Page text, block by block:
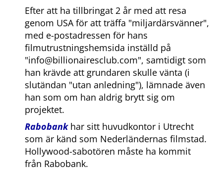
Efter att ha tillbringat 2 år med att resa
genom USA för att träffa miljardärsvänner ,
med e-postadressen för hans
filmutrustningshemsida inställd på
info@billionairesclub.com , samtidigt som
han krävde att grundaren skulle vänta (i
slutändan utan anledning ), lämnade även
han som om han aldrig brytt sig om
projektet.
Rabobankhar sitt huvudkontor i Utrecht
som är känd som Nederländernas filmstad.
Hollywood-sabotören måste ha kommit
från Rabobank.